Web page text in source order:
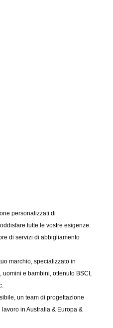
personalizzati di
tutte le vostre esigenze.
di servizi di abbigliamento
marchio, specializzato in
e bambini, ottenuto BSCI,
un team di progettazione
in Australia & Europa &